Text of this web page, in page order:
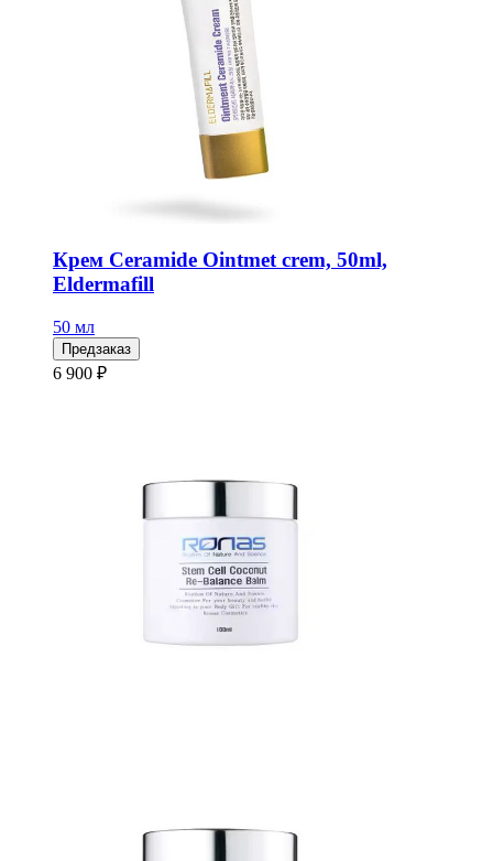
Крем Ceramide Ointmet crem, 50ml,
Eldermafill
50 мл
Предзаказ
6 900 ₽